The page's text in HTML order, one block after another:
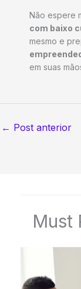
Não espere
com baixo
mesmo e
em suas
← Post anterior
Must